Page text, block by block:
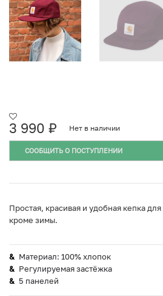
3 990 ₽ Нет в наличии
СООБЩИТЬ О ПОСТУПЛЕНИИ
Простая, красивая и удобная кепка
кроме зимы.
Материал: 100% хлопок
Регулируемая застёжка
5 панелей